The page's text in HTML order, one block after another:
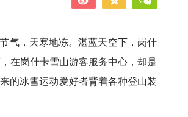
气，天寒地冻。湛蓝天空下，岗什
在岗什卡雪山游客服务中心，却是
的冰雪运动爱好者背着各种登山装